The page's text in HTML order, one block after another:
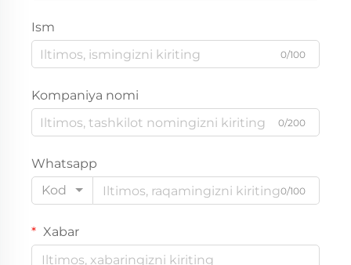
Ism
0/100
Kompaniya nomi
0/200
Whatsapp
Kod
0/100
Xabar